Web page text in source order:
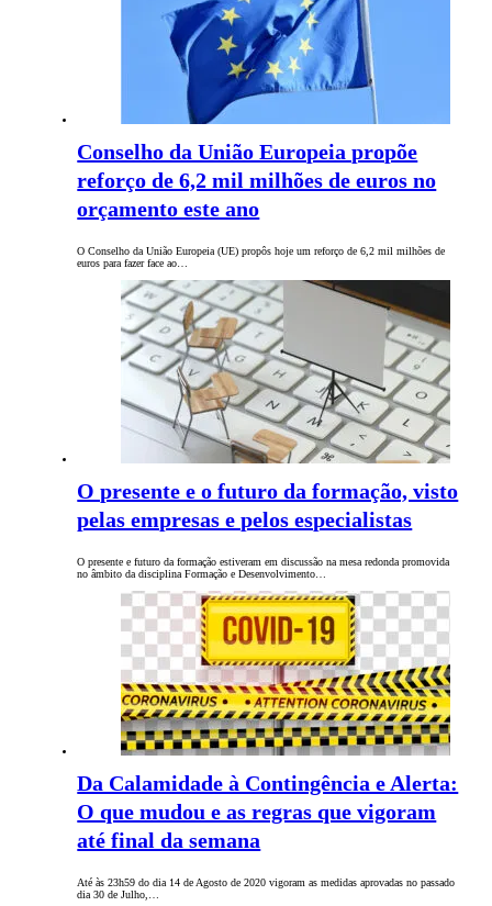
Conselho da União Europeia propõe
reforço de 6,2 mil milhões de euros no
orçamento este ano
O Conselho da União Europeia (UE) propôs hoje um reforço de 6,2 mil milhões de
euros para fazer face ao…
O presente e o futuro da formação, visto
pelas empresas e pelos especialistas
O presente e futuro da formação estiveram em discussão na mesa redonda promovida
no âmbito da disciplina Formação e Desenvolvimento…
Da Calamidade à Contingência e Alerta:
O que mudou e as regras que vigoram
até final da semana
Até às 23h59 do dia 14 de Agosto de 2020 vigoram as medidas aprovadas no passado
dia 30 de Julho,…